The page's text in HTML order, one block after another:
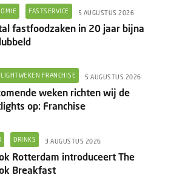
FASTSERVICE 5 AUGUSTUS 2026
fastfoodzaken in 20 jaar bijna
FRANCHISE 5 AUGUSTUS 2026
weken richten wij de
op: Franchise
DRINKS 3 AUGUSTUS 2026
Rotterdam introduceert The
Breakfast